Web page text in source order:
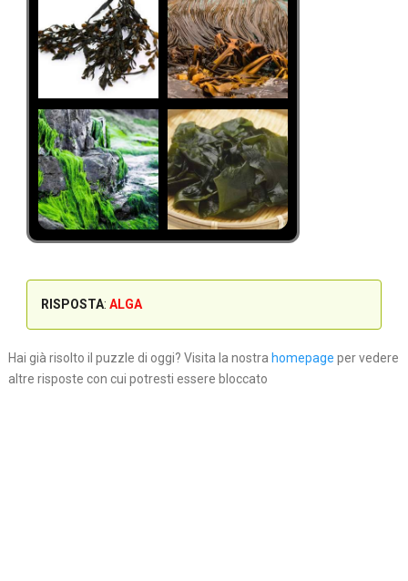
RISPOSTA: ALGA
Hai già risolto il puzzle di oggi? Visita la nostra homepage per vedere
altre risposte con cui potresti essere bloccato